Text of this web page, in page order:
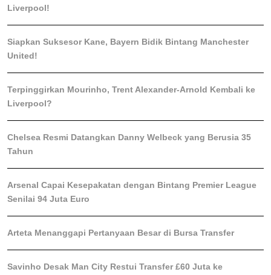
Liverpool!
Siapkan Suksesor Kane, Bayern Bidik Bintang Manchester
United!
Terpinggirkan Mourinho, Trent Alexander-Arnold Kembali ke
Liverpool?
Chelsea Resmi Datangkan Danny Welbeck yang Berusia 35
Tahun
Arsenal Capai Kesepakatan dengan Bintang Premier League
Senilai 94 Juta Euro
Arteta Menanggapi Pertanyaan Besar di Bursa Transfer
Savinho Desak Man City Restui Transfer £60 Juta ke